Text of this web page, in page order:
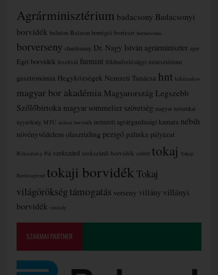
Agrárminisztérium badacsony Badacsonyi
borvidék balaton Balaton borrégió borteszt borturizmus
borverseny chardonnay Dr. Nagy István agrárminiszter eger
Egri borvidék fesztivál furmint földművelésügyi minisztérium
gasztronómia Hegyközségek Nemzeti Tanácsa hnt kékfrankos
magyar bor akadémia Magyarország Legszebb
Szőlőbirtoka magyar sommelier szövetség magyar turisztikai
ügynökség MTÜ mátrai borvidék nemzeti agrárgazdasági kamara nébih
növényvédelem olaszrizling pezsgő pálinka pályázat
Rókusfalvy Pál szekszárd szekszárdi borvidék szüret tokaj Tokaji
Borlovagrend tokaji borvidékTokaj
világörökségtámogatás verseny villány villányi
borvidék vinitaly
SZAKMAI PARTNER